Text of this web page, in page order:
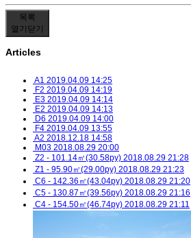
목록
열기 닫기
Articles
A1 2019.04.09 14:25
F2 2019.04.09 14:19
E3 2019.04.09 14:14
E2 2019.04.09 14:13
D6 2019.04.09 14:00
F4 2019.04.09 13:55
A2 2018.12.18 14:58
M03 2018.08.29 20:00
Z2 - 101.14㎡(30.58py) 2018.08.29 21:28
Z1 - 95.90㎡(29.00py) 2018.08.29 21:23
C6 - 142.36㎡(43.04py) 2018.08.29 21:20
C5 - 130.87㎡(39.56py) 2018.08.29 21:16
C4 - 154.50㎡(46.74py) 2018.08.29 21:11